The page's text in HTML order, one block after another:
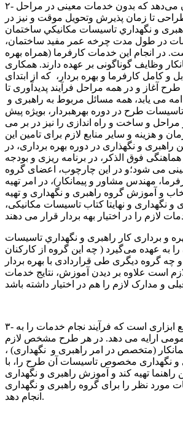
۲- اﯾﻦ راﻫﻨﻤﺎ ﻧﺸﺎن ﻣﯽدﻫﺪ ﮐﻪ ﺑﺪون ﺧﺪﻣﺎت ﻣﻌﯿﻨﯽ در ﻣﺮاﺣﻞ
ﺗﺎ زﻣﺎن ﭘﺬﯾﺮش وﺗﺤﻮﯾﻞ ﻣﻮﻗﺖ و نیز در
و ﻧﮕﻬﺪﺍﺭﻱ ﺗﺎﺳﻴﺴﺎﺕ ﻣﻜﺎﻧﻴﻜﻲ ﺳﺎﺧﺘﻤﺎﻥ
در ﻃﻮل ﻣﺪت ﭼﺮﺧﻪ عمر مفید ساختمان،
در انجام این ﺧﺪﻣﺎت ﮐﺎرﻓﺮﻣﺎ (ﻫﻤﺮاه ﺑﻬﺮه
وظایف گوناگونی بر عهده دارند. همکاری
و کامل کارفرما و بهره بردار، ﮐﻪ از اﺑﺘﺪای
آغاز و در همه مراحل فرآیند پدیدآوری تا
می یابد، همه مسائل مربوط به راهبری و
طرح در دوره بهرهبردار، بویژه پیش
مراحل و ساخت و راه اندازی را نیز در بر می
و ﻫﺰﯾﻨﻪ و ﺳﺎﯾﺮ ﻣﻨﺎﺑﻊ لازم ﺑﺮای تامین این
راهبری و نگهذاری در دوره بهره برداری، در
فوق الذکر، در برنامه ریزی و بودجه
می شود؛و در اﯾﻦ ﭼﺎرﭼﻮب، اعضای گروه
مهندس مشاور و پیمانکار)، در امر تهیه
و آموزش گروه راهبری و نگهداری و تهیه
نگهداری و نهایتا کتاب تاسیسات مکانیکی،
و ﺑﺮداری ﮐﺎر راﻫﺒﺮی و ﻧﮕﻬﺪﺍﺭﻱ ﺗﺎﺳﻴﺴﺎﺕ
ﺑﻪ ﻋﻬﺪه میﮔﯿﺮد ( چه این گروه از کارکنان
و چه گروه دیگری طی قراردادی با بهره بردار
است علاوه بر دیدن آموزش، نتایج خدمات
۳- اﯾﻦ راﻫﻨﻤﺎ در واﻗﻊ اﺑﺰاری اﺳﺖ ﮐﻪ ﻓﺮآﯾﻨﺪ ﻧﺠﺎم ﺧﺪﻣﺎت را ﺑﻪ
اراﯾﻪ ﻣﯽ دﻫﺪ. در ﻫﺮ ﻃﺮح ﻣﺸﺨﺺ لازم
(ﻣﺘﺨﺼﺺ در اﻣﺮ راﻫﺒﺮی و ﻧﮕﻬﺪاری) ،
و ﻧﮕﻬﺪاری ﻣﺨﺼﻮص تاسیسات آن طرح را، با
راﻫﻨﻤﺎ ﺗﻬﯿﻪ ﮐﻨﺪ و آموزش راهبری و نگهداری
نظر را برای گروه راهبری و نگهداری
انجام دهد.